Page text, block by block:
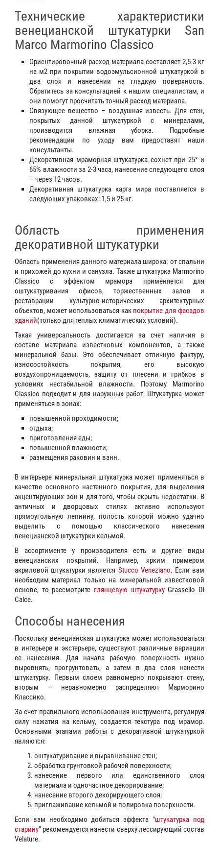
Технические характеристики
венецианской штукатурки San
Marco Marmorino Classico
Ориентировочный расход материала составляет 2,5-3 кг
на м2 при покрытии водоэмульсионной штукатуркой в
два слоя и нанесении на гладкую поверхность.
Обратитесь за консультацией к нашим специалистам, и
они помогут просчитать точный расход материала.
Связующее вещество – воздушная известь. Для стен,
покрытых данной штукатуркой с минералами,
производится влажная уборка. Подробные
рекомендации по уходу вам предоставят наши
консультанты.
Декоративная мраморная штукатурка сохнет при 25° и
65% влажности за 2-3 часа, нанесение следующего слоя
– через 12 часов.
Декоративная штукатурка карта мира поставляется в
следующих упаковках: 1,5 и 25 кг.
Область применения
декоративной штукатурки
Область применения данного материала широка: от спальни
и прихожей до кухни и санузла. Также штукатурка Marmorino
Classico с эффектом мрамора применяется для
оштукатуривания офисов, торжественных залов и
реставрации культурно-исторических архитектурных
объектов, может использоваться как покрытие для фасадов
зданий(только для теплых климатических условий).
Такая универсальность достигается за счет наличия в
составе материала известковых компонентов, а также
минеральной базы. Это обеспечивает отличную фактуру,
износостойкость покрытия, его высокую
воздухопроницаемость, защиту от плесени и грибков в
условиях нестабильной влажности. Поэтому Marmorino
Classico подходит и для наружных работ. Штукатурка может
применяться в зонах:
повышенной проходимости;
отдыха;
приготовления еды;
повышенной влажности;
размещения раковин и ванн.
В интерьере минеральная штукатурка может применяться в
качестве основного настенного покрытия, для выделения
акцентирующих зон и для того, чтобы скрыть недостатки. В
античных и дворцовых стилях активно используют
прямоугольную лепнину, полость которой можно удачно
выделить с помощью классического нанесения
венецианской штукатурки кельмой.
В ассортименте у производителя есть и другие виды
венецианских покрытий. Например, ярким примером
акриловой штукатурки является Stucco Veneziano. Если вам
необходим материал только на минеральной известковой
основе, то рассмотрите глянцевую штукатуркуGrassello Di
Calce.
Способы нанесения
Поскольку венецианская штукатурка может использоваться
в интерьере и экстерьере, существуют различные вариации
ее нанесения. Для начала рабочую поверхность нужно
выровнять, прогрунтовать, а затем в два слоя нанести
штукатурку. Первым слоем равномерно покрывают стену,
вторым — неравномерно распределяют Марморино
Классико.
За счет правильного использования инструмента, регулируя
силу нажатия на кельму, создается текстура под мрамор.
Основными этапами работы с декоративной штукатуркой
являются:
оштукатуривание и выравнивание стен;
обработка грунтовкой рабочей поверхности;
нанесение первого или единственного слоя
материала и одночастное декорирование;
нанесение второго декорирующего слоя;
приглаживание кельмой и полировка поверхности.
Если вам необходимо добиться эффекта "штукатурка под
старину" рекомендуется нанести сверху лессирующий состав
Velature.